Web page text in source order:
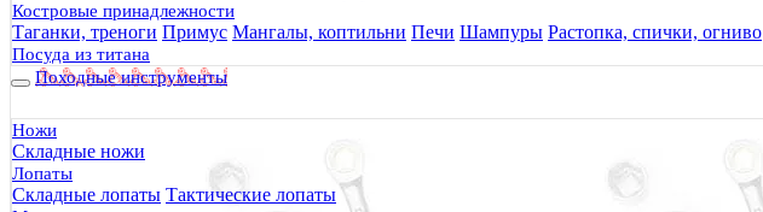
Костровые принадлежности
Таганки, треноги Примус Мангалы, коптильни Печи Шампуры Растопка, спички, огниво
Посуда из титана
Походные инструменты
Ножи
Складные ножи
Лопаты
Складные лопаты Тактические лопаты